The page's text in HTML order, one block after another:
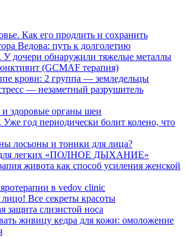
Как его продлить и сохранить
Ведова: путь к долголетию
У дочери обнаружили тяжелые металлы
(GCMAF терапия)
крови: 2 группа — земледельцы
— незаметный разрушитель
и здоровые органы шеи
Уже год периодически болит колено, что
лосьоны и тоники для лица?
легких «ПОЛНОЕ ДЫХАНИЕ»
живота как способ усиления женской
в vedov clinic
Все секреты красоты
защита слизистой носа
живицу кедра для кожи: омоложение